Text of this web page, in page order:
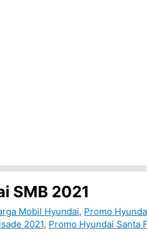
SMB 2021
Mobil Hyundai, Promo
2021, Promo Hyundai Santa